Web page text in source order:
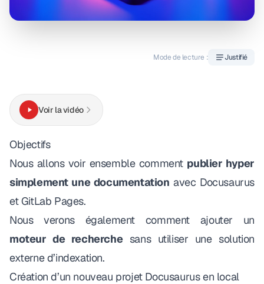
Mode de lecture : Justifié
Voir la vidéo
Objectifs
Nous allons voir ensemble comment publier hyper
simplement une documentation avec Docusaurus
etGitLab Pages.
Nous verons également comment ajouter un
moteur de recherchesans utiliser une solution
externe d’indexation.
Création d’un nouveau projet Docusaurus en local